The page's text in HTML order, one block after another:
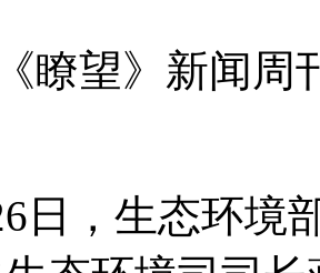
望》新闻周
，生态环境部